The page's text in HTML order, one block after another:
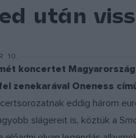
után
10.
koncertet
zenekarával Oneness
eddig három
slágereit is, köztük a S